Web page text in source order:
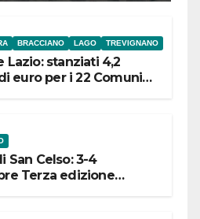
BRACCIANO LAGO TREVIGNANO
Lazio: stanziati 4,2
euro per i 22 Comuni
San Celso: 3-4
Terza edizione